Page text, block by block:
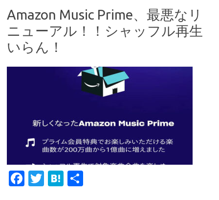
Amazon Music Prime、最悪なリ
ニューアル！！シャッフル再生
いらん！
Fa
T
H